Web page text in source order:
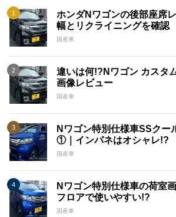
ホンダNワゴンの後部座席
幅とリクライニングを確認
国産車
違いは何!?Nワゴン カスタ
画像レビュー
国産車
Nワゴン特別仕様車SSクー
①｜インパネはオシャレ!?
国産車
Nワゴン特別仕様車の荷室
フロアで使いやすい!?
国産車